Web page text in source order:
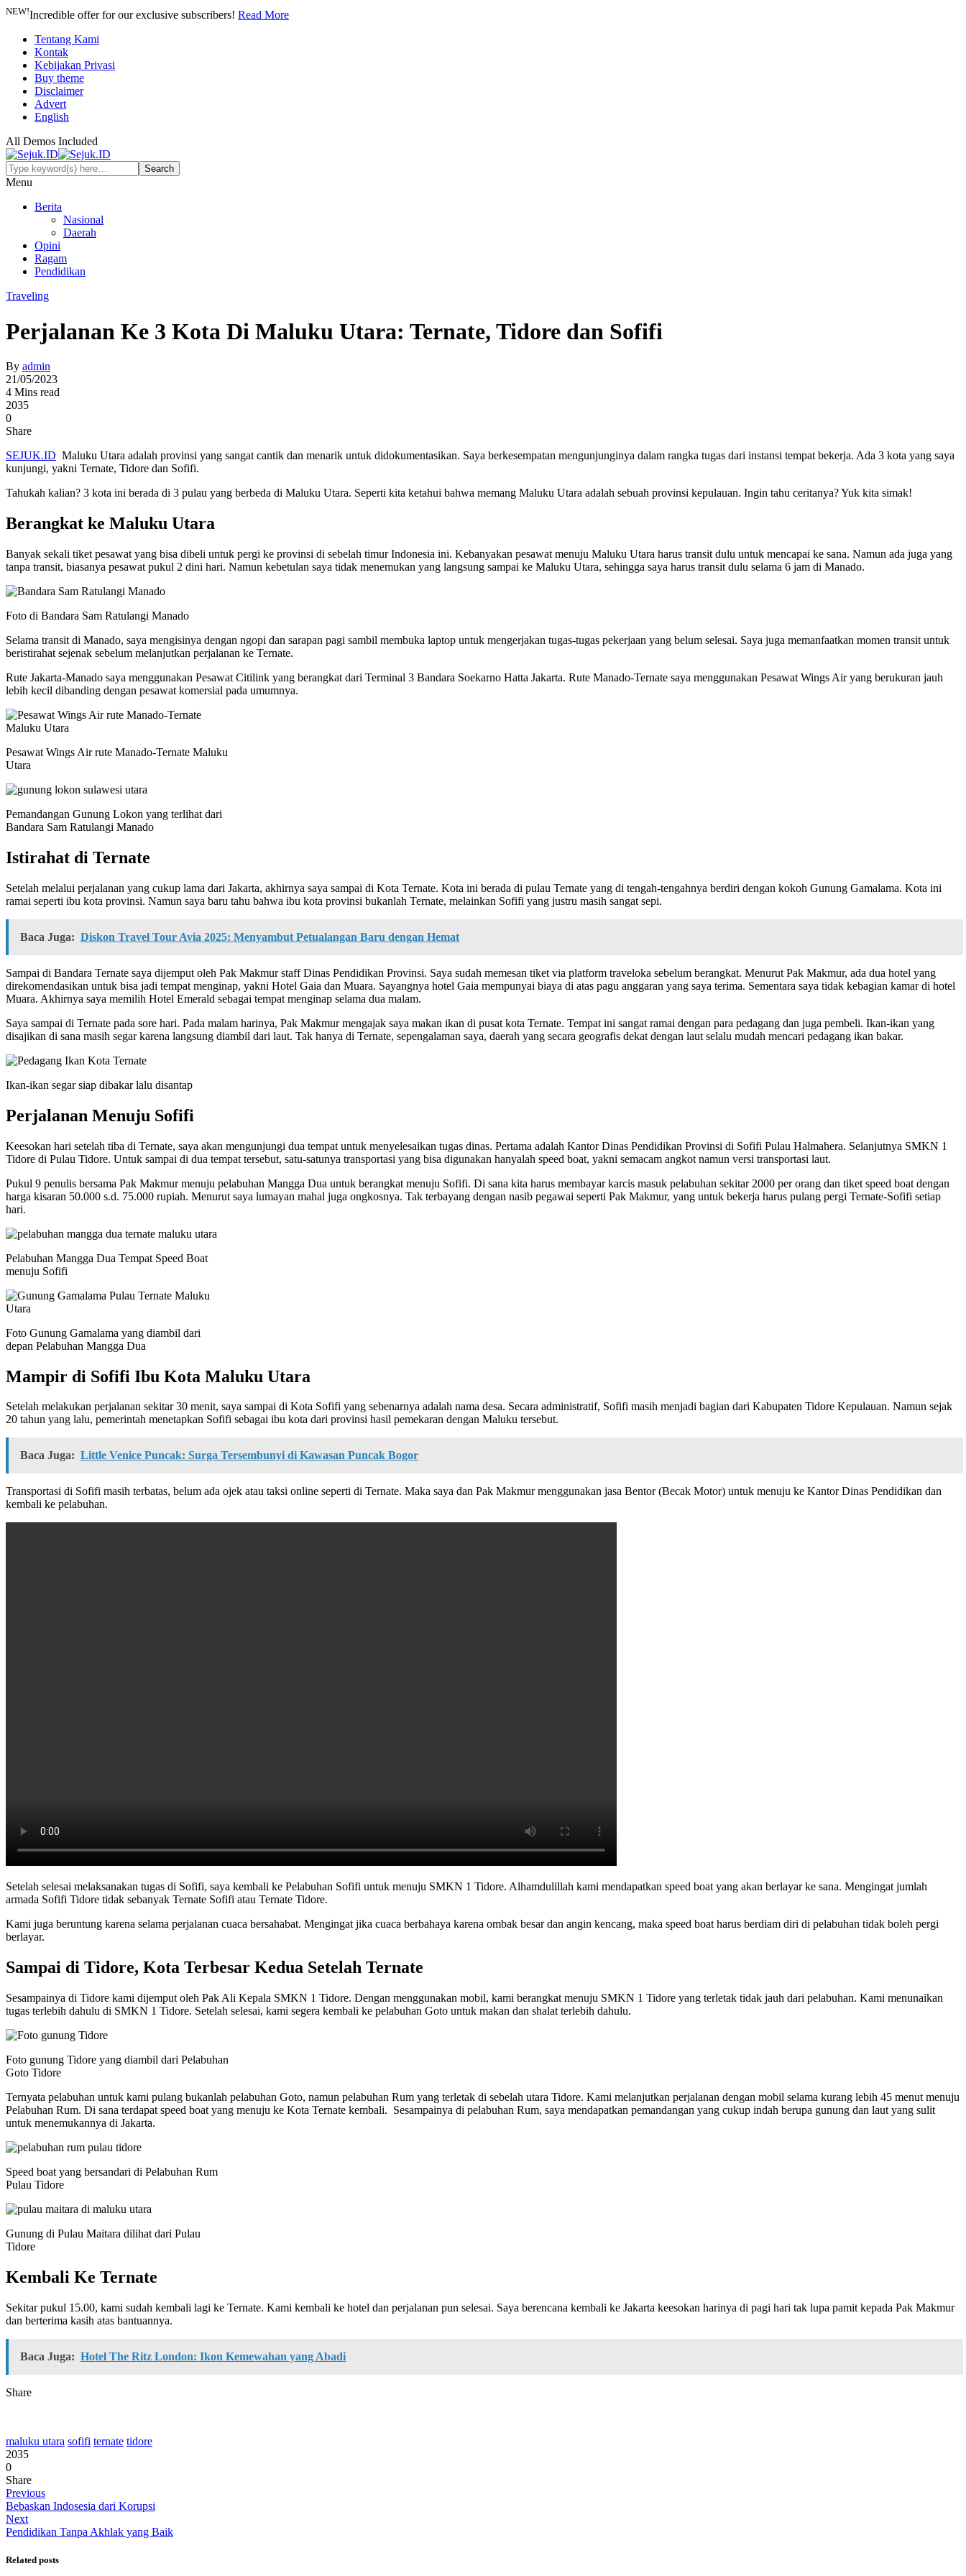
NEW!Incredible offer for our exclusive subscribers! Read More
Tentang Kami
Kontak
Kebijakan Privasi
Buy theme
Disclaimer
Advert
English
All Demos Included
Menu
Berita
Nasional
Daerah
Opini
Ragam
Pendidikan
Traveling
Perjalanan Ke 3 Kota Di Maluku Utara: Ternate, Tidore dan Sofifi
By admin
21/05/2023
4 Mins read
2035
0
Share
SEJUK.ID Maluku Utara adalah provinsi yang sangat cantik dan menarik untuk didokumentasikan. Saya berkesempatan mengunjunginya dalam rangka tugas dari instansi tempat bekerja. Ada 3 kota yang saya
kunjungi, yakni Ternate, Tidore dan Sofifi.
Tahukah kalian? 3 kota ini berada di 3 pulau yang berbeda di Maluku Utara. Seperti kita ketahui bahwa memang Maluku Utara adalah sebuah provinsi kepulauan. Ingin tahu ceritanya? Yuk kita simak!
Berangkat ke Maluku Utara
Banyak sekali tiket pesawat yang bisa dibeli untuk pergi ke provinsi di sebelah timur Indonesia ini. Kebanyakan pesawat menuju Maluku Utara harus transit dulu untuk mencapai ke sana. Namun ada juga yang
tanpa transit, biasanya pesawat pukul 2 dini hari. Namun kebetulan saya tidak menemukan yang langsung sampai ke Maluku Utara, sehingga saya harus transit dulu selama 6 jam di Manado.
Foto di Bandara Sam Ratulangi Manado
Selama transit di Manado, saya mengisinya dengan ngopi dan sarapan pagi sambil membuka laptop untuk mengerjakan tugas-tugas pekerjaan yang belum selesai. Saya juga memanfaatkan momen transit untuk
beristirahat sejenak sebelum melanjutkan perjalanan ke Ternate.
Rute Jakarta-Manado saya menggunakan Pesawat Citilink yang berangkat dari Terminal 3 Bandara Soekarno Hatta Jakarta. Rute Manado-Ternate saya menggunakan Pesawat Wings Air yang berukuran jauh
lebih kecil dibanding dengan pesawat komersial pada umumnya.
Pesawat Wings Air rute Manado-Ternate Maluku
Utara
Pemandangan Gunung Lokon yang terlihat dari
Bandara Sam Ratulangi Manado
Istirahat di Ternate
Setelah melalui perjalanan yang cukup lama dari Jakarta, akhirnya saya sampai di Kota Ternate. Kota ini berada di pulau Ternate yang di tengah-tengahnya berdiri dengan kokoh Gunung Gamalama. Kota ini
ramai seperti ibu kota provinsi. Namun saya baru tahu bahwa ibu kota provinsi bukanlah Ternate, melainkan Sofifi yang justru masih sangat sepi.
Baca Juga: Diskon Travel Tour Avia 2025: Menyambut Petualangan Baru dengan Hemat
Sampai di Bandara Ternate saya dijemput oleh Pak Makmur staff Dinas Pendidikan Provinsi. Saya sudah memesan tiket via platform traveloka sebelum berangkat. Menurut Pak Makmur, ada dua hotel yang
direkomendasikan untuk bisa jadi tempat menginap, yakni Hotel Gaia dan Muara. Sayangnya hotel Gaia mempunyai biaya di atas pagu anggaran yang saya terima. Sementara saya tidak kebagian kamar di hotel
Muara. Akhirnya saya memilih Hotel Emerald sebagai tempat menginap selama dua malam.
Saya sampai di Ternate pada sore hari. Pada malam harinya, Pak Makmur mengajak saya makan ikan di pusat kota Ternate. Tempat ini sangat ramai dengan para pedagang dan juga pembeli. Ikan-ikan yang
disajikan di sana masih segar karena langsung diambil dari laut. Tak hanya di Ternate, sepengalaman saya, daerah yang secara geografis dekat dengan laut selalu mudah mencari pedagang ikan bakar.
Ikan-ikan segar siap dibakar lalu disantap
Perjalanan Menuju Sofifi
Keesokan hari setelah tiba di Ternate, saya akan mengunjungi dua tempat untuk menyelesaikan tugas dinas. Pertama adalah Kantor Dinas Pendidikan Provinsi di Sofifi Pulau Halmahera. Selanjutnya SMKN 1
Tidore di Pulau Tidore. Untuk sampai di dua tempat tersebut, satu-satunya transportasi yang bisa digunakan hanyalah speed boat, yakni semacam angkot namun versi transportasi laut.
Pukul 9 penulis bersama Pak Makmur menuju pelabuhan Mangga Dua untuk berangkat menuju Sofifi. Di sana kita harus membayar karcis masuk pelabuhan sekitar 2000 per orang dan tiket speed boat dengan
harga kisaran 50.000 s.d. 75.000 rupiah. Menurut saya lumayan mahal juga ongkosnya. Tak terbayang dengan nasib pegawai seperti Pak Makmur, yang untuk bekerja harus pulang pergi Ternate-Sofifi setiap
hari.
Pelabuhan Mangga Dua Tempat Speed Boat
menuju Sofifi
Foto Gunung Gamalama yang diambil dari
depan Pelabuhan Mangga Dua
Mampir di Sofifi Ibu Kota Maluku Utara
Setelah melakukan perjalanan sekitar 30 menit, saya sampai di Kota Sofifi yang sebenarnya adalah nama desa. Secara administratif, Sofifi masih menjadi bagian dari Kabupaten Tidore Kepulauan. Namun sejak
20 tahun yang lalu, pemerintah menetapkan Sofifi sebagai ibu kota dari provinsi hasil pemekaran dengan Maluku tersebut.
Baca Juga: Little Venice Puncak: Surga Tersembunyi di Kawasan Puncak Bogor
Transportasi di Sofifi masih terbatas, belum ada ojek atau taksi online seperti di Ternate. Maka saya dan Pak Makmur menggunakan jasa Bentor (Becak Motor) untuk menuju ke Kantor Dinas Pendidikan dan
kembali ke pelabuhan.
Setelah selesai melaksanakan tugas di Sofifi, saya kembali ke Pelabuhan Sofifi untuk menuju SMKN 1 Tidore. Alhamdulillah kami mendapatkan speed boat yang akan berlayar ke sana. Mengingat jumlah
armada Sofifi Tidore tidak sebanyak Ternate Sofifi atau Ternate Tidore.
Kami juga beruntung karena selama perjalanan cuaca bersahabat. Mengingat jika cuaca berbahaya karena ombak besar dan angin kencang, maka speed boat harus berdiam diri di pelabuhan tidak boleh pergi
berlayar.
Sampai di Tidore, Kota Terbesar Kedua Setelah Ternate
Sesampainya di Tidore kami dijemput oleh Pak Ali Kepala SMKN 1 Tidore. Dengan menggunakan mobil, kami berangkat menuju SMKN 1 Tidore yang terletak tidak jauh dari pelabuhan. Kami menunaikan
tugas terlebih dahulu di SMKN 1 Tidore. Setelah selesai, kami segera kembali ke pelabuhan Goto untuk makan dan shalat terlebih dahulu.
Foto gunung Tidore yang diambil dari Pelabuhan
Goto Tidore
Ternyata pelabuhan untuk kami pulang bukanlah pelabuhan Goto, namun pelabuhan Rum yang terletak di sebelah utara Tidore. Kami melanjutkan perjalanan dengan mobil selama kurang lebih 45 menut menuju
Pelabuhan Rum. Di sana terdapat speed boat yang menuju ke Kota Ternate kembali. Sesampainya di pelabuhan Rum, saya mendapatkan pemandangan yang cukup indah berupa gunung dan laut yang sulit
untuk menemukannya di Jakarta.
Speed boat yang bersandari di Pelabuhan Rum
Pulau Tidore
Gunung di Pulau Maitara dilihat dari Pulau
Tidore
Kembali Ke Ternate
Sekitar pukul 15.00, kami sudah kembali lagi ke Ternate. Kami kembali ke hotel dan perjalanan pun selesai. Saya berencana kembali ke Jakarta keesokan harinya di pagi hari tak lupa pamit kepada Pak Makmur
dan berterima kasih atas bantuannya.
Baca Juga: Hotel The Ritz London: Ikon Kemewahan yang Abadi
Share
maluku utara sofifi ternate tidore
2035
0
Share
Previous
Bebaskan Indosesia dari Korupsi
Next
Pendidikan Tanpa Akhlak yang Baik
Related posts